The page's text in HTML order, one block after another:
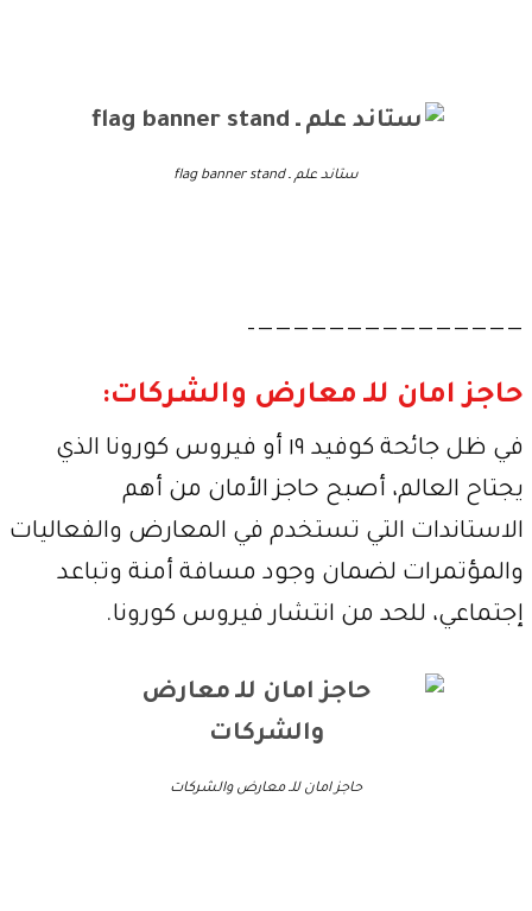
ستاند علم ـ flag banner stand
———————————————–
حاجز امان للـ معارض والشركات:
في ظل جائحة كوفيد ١٩ أو فيروس كورونا الذي
يجتاح العالم، أصبح حاجز الأمان من أهم
الاستاندات التي تستخدم في المعارض والفعاليات
والمؤتمرات لضمان وجود مسافة أمنة وتباعد
إجتماعي، للحد من انتشار فيروس كورونا.
حاجز امان للـ معارض والشركات